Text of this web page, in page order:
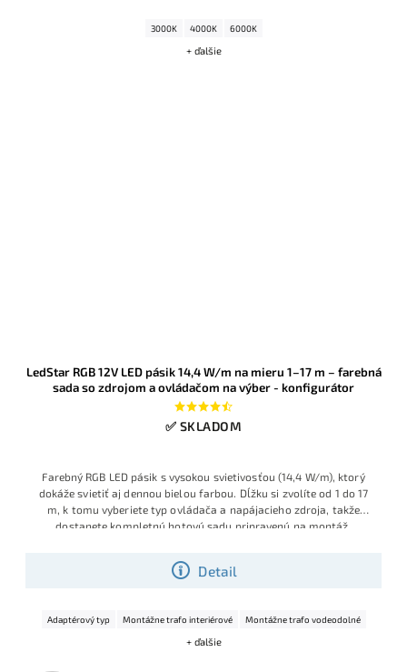
3000K 4000K 6000K
+ ďalšie
LedStar RGB 12V LED pásik 14,4 W/m na mieru 1–17 m – farebná
sada so zdrojom a ovládačom na výber - konfigurátor
✅ SKLADOM
Detail
Farebný RGB LED pásik s vysokou svietivosťou (14,4 W/m), ktorý
dokáže svietiť aj dennou bielou farbou. Dĺžku si zvolíte od 1 do 17
m, k tomu vyberiete typ ovládača a napájacieho zdroja, takže
dostanete kompletnú hotovú sadu pripravenú na montáž.
Adaptérový typ Montážne trafo interiérové Montážne trafo vodeodolné
+ ďalšie